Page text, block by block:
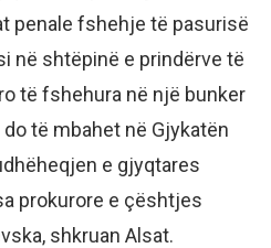
penale fshehje të pasurisë
në shtëpinë e prindërve të
të fshehura në një bunker
të mbahet në Gjykatën
e gjyqtares
prokurore e çështjes
shkruan Alsat.